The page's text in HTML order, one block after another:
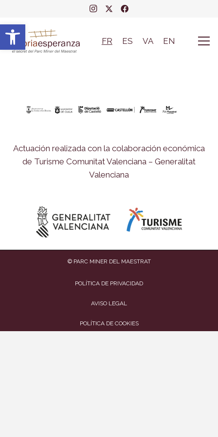
Abrir barra de herramientas
FR ES VA EN
Actuación realizada con la colaboración económica
de Turisme Comunitat Valenciana – Generalitat
Valenciana
© PARC MINER DEL MAESTRAT
POLÍTICA DE PRIVACIDAD
AVISO LEGAL
POLÍTICA DE COOKIES